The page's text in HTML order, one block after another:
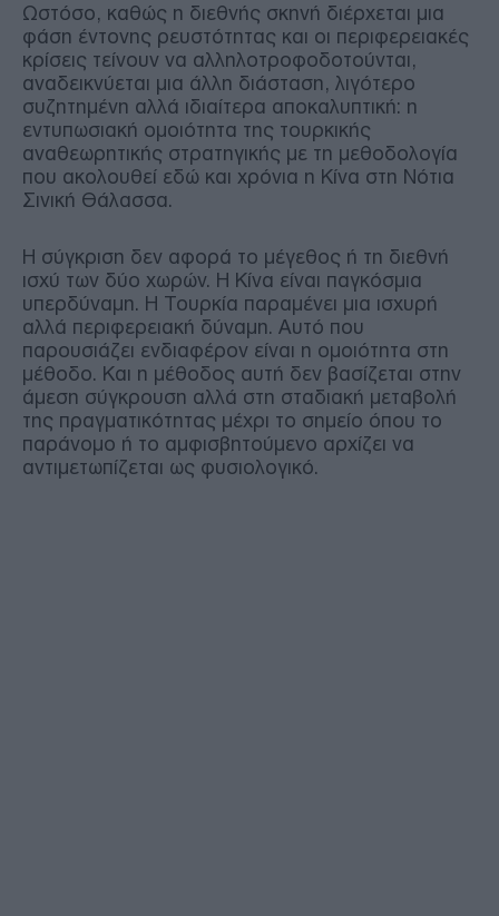
Ωστόσο, καθώς η διεθνής σκηνή διέρχεται μια
φάση έντονης ρευστότητας και οι περιφερειακές
κρίσεις τείνουν να αλληλοτροφοδοτούνται,
αναδεικνύεται μια άλλη διάσταση, λιγότερο
συζητημένη αλλά ιδιαίτερα αποκαλυπτική: η
εντυπωσιακή ομοιότητα της τουρκικής
αναθεωρητικής στρατηγικής με τη μεθοδολογία
που ακολουθεί εδώ και χρόνια η Κίνα στη Νότια
Σινική Θάλασσα.
Η σύγκριση δεν αφορά το μέγεθος ή τη διεθνή
ισχύ των δύο χωρών. Η Κίνα είναι παγκόσμια
υπερδύναμη. Η Τουρκία παραμένει μια ισχυρή
αλλά περιφερειακή δύναμη. Αυτό που
παρουσιάζει ενδιαφέρον είναι η ομοιότητα στη
μέθοδο. Και η μέθοδος αυτή δεν βασίζεται στην
άμεση σύγκρουση αλλά στη σταδιακή μεταβολή
της πραγματικότητας μέχρι το σημείο όπου το
παράνομο ή το αμφισβητούμενο αρχίζει να
αντιμετωπίζεται ως φυσιολογικό.